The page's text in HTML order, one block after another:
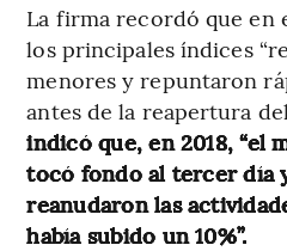
La firma recordó que en
los principales índices
menores y repuntaron
antes de la reapertura
indicó que, en 2018, “el
tocó fondo al tercer día
reanudaron las
había subido un 10%”.